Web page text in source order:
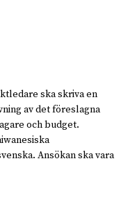
ska skriva en
av det föreslagna
och budget.
Ansökan ska vara